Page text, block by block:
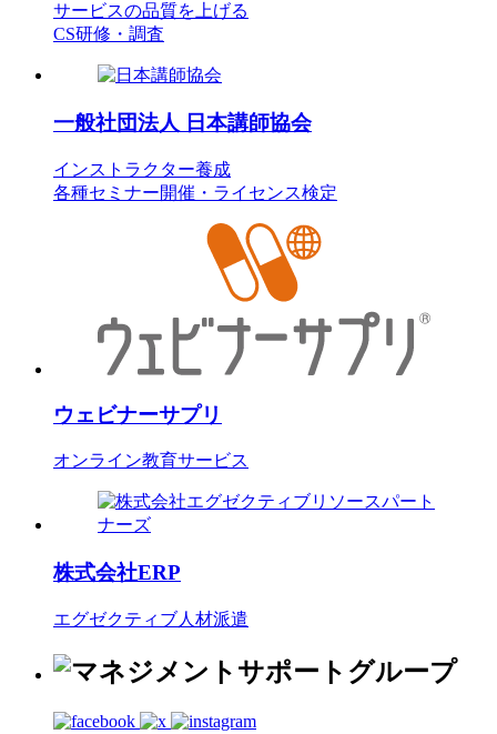
サービスの品質を上げる
CS研修・調査
一般社団法人 日本講師協会
インストラクター養成
各種セミナー開催・ライセンス検定
ウェビナーサプリ
オンライン教育サービス
株式会社ERP
エグゼクティブ人材派遣